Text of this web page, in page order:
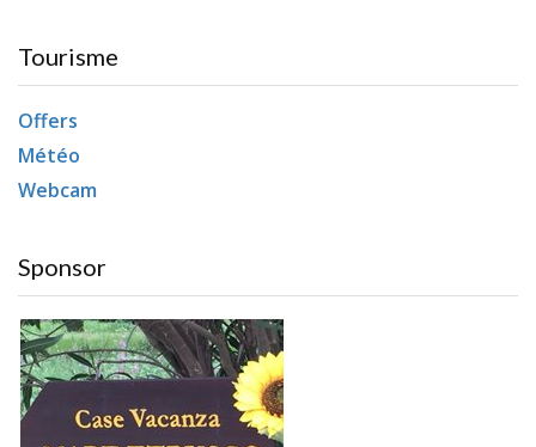
Tourisme
Offers
Météo
Webcam
Sponsor